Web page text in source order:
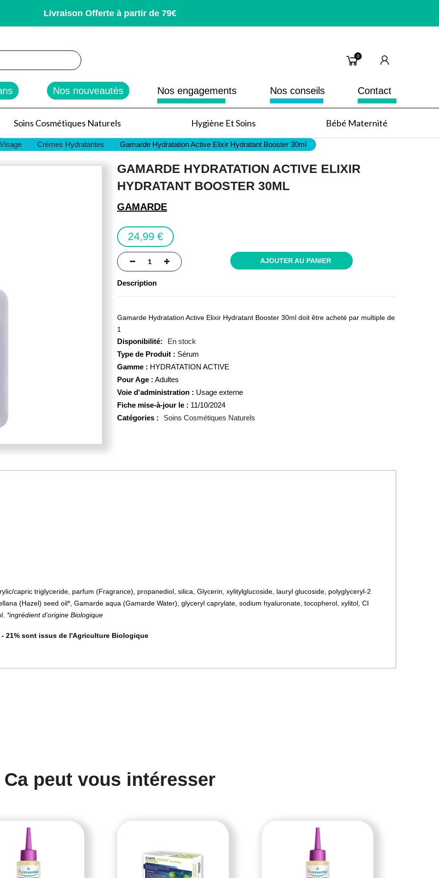
Livraison Offerte à partir de 79€
0
Nos nouveautés Nos engagements Nos conseils Contact
Soins Cosmétiques Naturels Hygiène Et Soins Bébé Maternité
Crèmes Hydratantes Gamarde Hydratation Active Elixir Hydratant Booster 30ml
GAMARDE HYDRATATION ACTIVE ELIXIR
HYDRATANT BOOSTER 30ML
GAMARDE
24,99 €
AJOUTER AU PANIER
Description
Gamarde Hydratation Active Elixir Hydratant Booster 30ml doit être acheté par multiple de
1
En stock
Type de Produit : Sérum
Gamme : HYDRATATION ACTIVE
Pour Age : Adultes
Voie d'administration : Usage externe
Fiche mise-à-jour le : 11/10/2024
Catégories :
Soins Cosmétiques Naturels
capric triglyceride, parfum (Fragrance), propanediol, silica, Glycerin, xylitylglucoside, lauryl glucoside, polyglyceryl-2
(Hazel) seed oil*, Gamarde aqua (Gamarde Water), glyceryl caprylate, sodium hyaluronate, tocopherol, xylitol, CI
*ingrédient d’origine Biologique
21% sont issus de l'Agriculture Biologique
Ca peut vous intéresser